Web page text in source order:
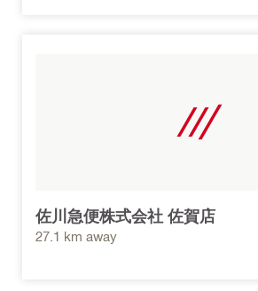
佐川急便株式会社 佐賀店
27.1 km away